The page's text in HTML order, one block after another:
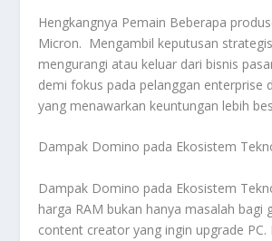
Hengkangnya Pemain Beberapa
Micron. Mengambil keputusan
mengurangi atau keluar dari bisnis
demi fokus pada pelanggan enterprise
yang menawarkan keuntungan lebih
Dampak Domino pada Ekosistem
Dampak Domino pada Ekosistem
harga RAM bukan hanya masalah bagi
content creator yang ingin upgrade